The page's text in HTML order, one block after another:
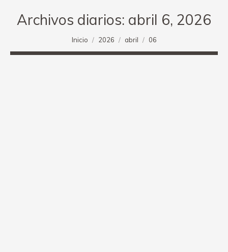
Archivos diarios: abril 6, 2026
Estás aquí:
Inicio 2026 abril 06